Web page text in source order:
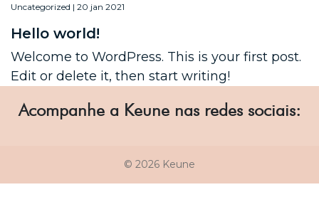
Uncategorized | 20 jan 2021
Hello world!
Welcome to WordPress. This is your first post.
Edit or delete it, then start writing!
Acompanhe a Keune nas redes sociais:
© 2026 Keune